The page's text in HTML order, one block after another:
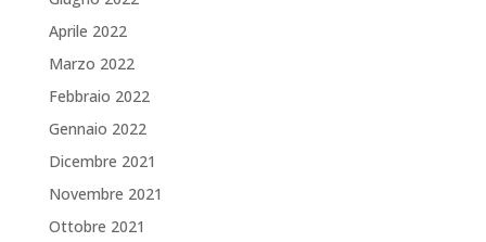
Aprile 2022
Marzo 2022
Febbraio 2022
Gennaio 2022
Dicembre 2021
Novembre 2021
Ottobre 2021